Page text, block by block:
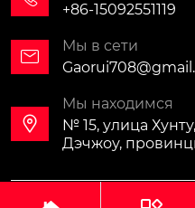
+86-15092551119

Мы в сети

Мы находимся
№ 15, улица
Дэчжоу,
Авторское право©ООО